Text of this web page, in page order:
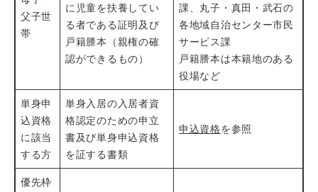
父子世
帯
に児童を扶養してい
る者である証明及び
戸籍謄本（親権の確
認ができるもの）
課、丸子・真田・武石の
各地域自治センター市民
サービス課
戸籍謄本は本籍地のある
役場など
単身申
込資格
に該当
する方
単身入居の入居者資
格認定のための申立
書及び単身申込資格
を証する書類
申込資格を参照
優先枠